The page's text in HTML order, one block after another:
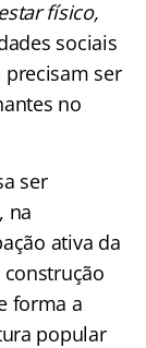
físico,
sociais
ser
no
ser
na
ativa da
forma a
popular